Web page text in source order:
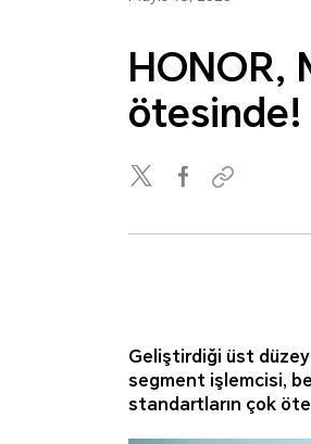
HONOR,
ötesinde!
Geliştirdiği üst
segment işlemcisi,
standartların çok